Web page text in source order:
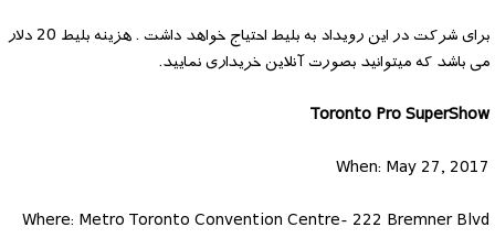
برای شرکت در این رویداد به بلیط احتیاج خواهد داشت . هزینه بلیط 20 دلار
می باشد که میتوانید بصورت آنلاین خریداری نمایید.
Toronto Pro SuperShow
When: May 27, 2017
Where: Metro Toronto Convention Centre- 222 Bremner Blvd